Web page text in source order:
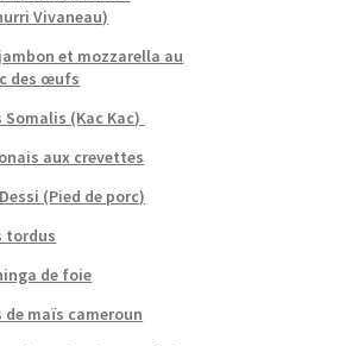
Vivaneau)
et mozzarella au
des œufs
Somalis (Kac Kac)
aux crevettes
(Pied de porc)
tordus
de foie
de maïs cameroun